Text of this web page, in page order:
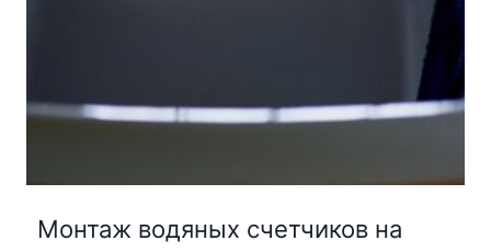
Монтаж водяных счетчиков на